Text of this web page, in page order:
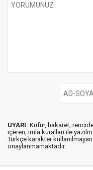
UYARI: Küfür, hakaret,
içeren, imla kuralları ile
Türkçe karakter
onaylanmamaktadır.